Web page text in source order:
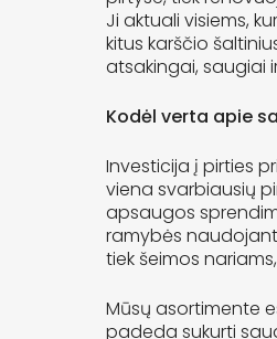
Ji aktuali visiems,
kitus karščio
atsakingai, saugiai
Kodėl verta apie
Investicija į pirties
viena svarbiausių
apsaugos
ramybės
tiek šeimos
Mūsų asortimente
padeda sukurti